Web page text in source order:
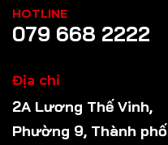
HOTLINE
079 668 2222
Địa chỉ
2A Lương Thế Vinh,
Phường 9, Thành phố